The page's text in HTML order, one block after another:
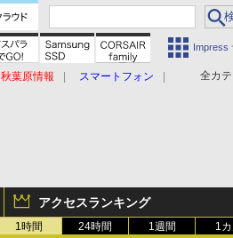
Impress
全カテ
秋葉原情報
スマートフォン
アクセスランキング
1時間 24時間 1週間 1カ